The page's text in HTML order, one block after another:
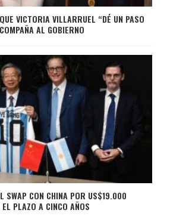
VICTORIA VILLARRUEL “DÉ UN PASO
AL GOBIERNO
SWAP CON CHINA POR US$19.000
PLAZO A CINCO AÑOS